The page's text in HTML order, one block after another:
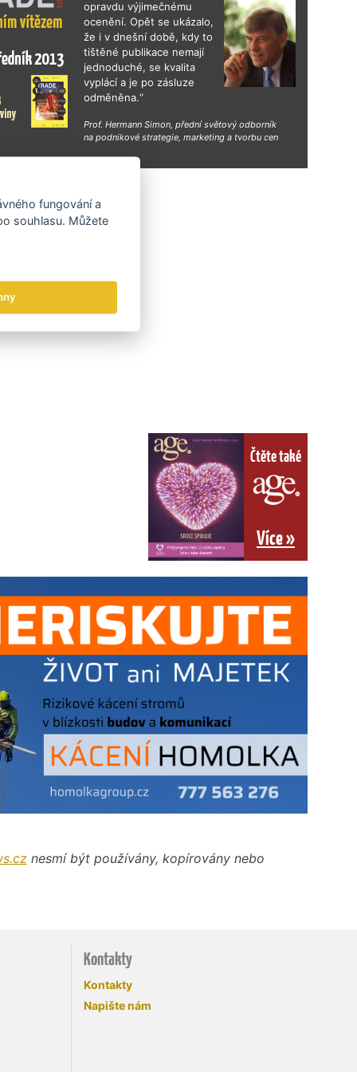
opravdu výjimečnému
ocenění. Opět se ukázalo,
že i v dnešní době, kdy to
tištěné publikace nemají
jednoduché, se kvalita
vyplácí a je po zásluze
odměněna.“
Prof. Hermann Simon, přední světový odborník
na podnikové strategie, marketing a tvorbu cen
Čtěte také
Více »
nesmí být používány, kopírovány nebo
Kontakty
Kontakty
Napište nám
fungování a
souhlasu. Můžete